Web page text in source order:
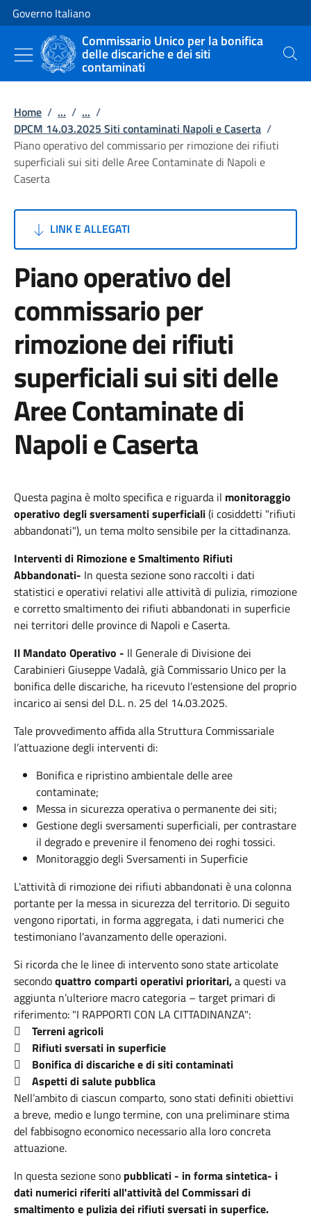
Vai al contenuto
Vai alla navigazione del sito
Governo Italiano
Commissario Unico per la bonifica
delle discariche e dei siti
contaminati Cerca
Home / ... / ... /
DPCM 14.03.2025 Siti contaminati Napoli e Caserta /
Piano operativo del commissario per rimozione dei rifiuti
superficiali sui siti delle Aree Contaminate di Napoli e
Caserta
LINK E ALLEGATI
Piano operativo del
commissario per
rimozione dei rifiuti
superficiali sui siti delle
Aree Contaminate di
Napoli e Caserta
Questa pagina è molto specifica e riguarda il monitoraggio
operativo degli sversamenti superficiali(i cosiddetti "rifiuti
abbandonati"), un tema molto sensibile per la cittadinanza.
Interventi di Rimozione e Smaltimento Rifiuti
Abbandonati- In questa sezione sono raccolti i dati
statistici e operativi relativi alle attività di pulizia, rimozione
e corretto smaltimento dei rifiuti abbandonati in superficie
nei territori delle province di Napoli e Caserta.
Il Mandato Operativo - Il Generale di Divisione dei
Carabinieri Giuseppe Vadalà, già Commissario Unico per la
bonifica delle discariche, ha ricevuto l’estensione del proprio
incarico ai sensi del D.L. n. 25 del 14.03.2025.
Tale provvedimento affida alla Struttura Commissariale
l’attuazione degli interventi di:
Bonifica e ripristino ambientale delle aree
contaminate;
Messa in sicurezza operativa o permanente dei siti;
Gestione degli sversamenti superficiali, per contrastare
il degrado e prevenire il fenomeno dei roghi tossici.
Monitoraggio degli Sversamenti in Superficie
L'attività di rimozione dei rifiuti abbandonati è una colonna
portante per la messa in sicurezza del territorio. Di seguito
vengono riportati, in forma aggregata, i dati numerici che
testimoniano l'avanzamento delle operazioni.
Si ricorda che le linee di intervento sono state articolate
secondoquattro comparti operativi prioritari,a questi va
aggiunta n’ulteriore macro categoria – target primari di
riferimento: "I RAPPORTI CON LA CITTADINANZA":
 Terreni agricoli
 Rifiuti sversati in superficie
 Bonifica di discariche e di siti contaminati
 Aspetti di salute pubblica
Nell’ambito di ciascun comparto, sono stati definiti obiettivi
a breve, medio e lungo termine, con una preliminare stima
del fabbisogno economico necessario alla loro concreta
attuazione.
In questa sezione sono pubblicati - in forma sintetica- i
dati numerici riferiti all'attività del Commissari di
smaltimento e pulizia dei rifiuti sversati in superfice.